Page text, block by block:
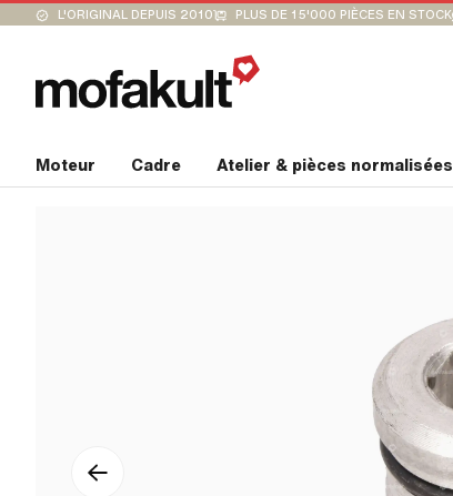
L'ORIGINAL DEPUIS 2010 PLUS DE 15'000 PIÈCES EN STOCK
Moteur Cadre Atelier & pièces normalisées